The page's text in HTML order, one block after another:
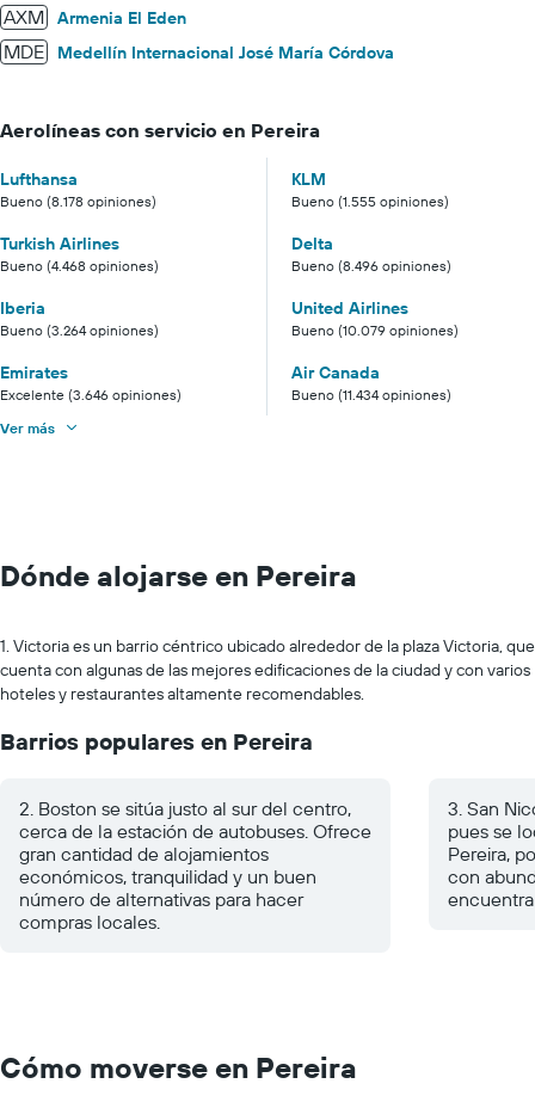
AXM Armenia El Eden
MDE Medellín Internacional José María Córdova
Aerolíneas con servicio en Pereira
Lufthansa
Bueno (8.178 opiniones)
KLM
Bueno (1.555 opiniones)
Turkish Airlines
Bueno (4.468 opiniones)
Delta
Bueno (8.496 opiniones)
Iberia
Bueno (3.264 opiniones)
United Airlines
Bueno (10.079 opiniones)
Emirates
Excelente (3.646 opiniones)
Air Canada
Bueno (11.434 opiniones)
Ver más
Dónde alojarse en Pereira
1. Victoria es un barrio céntrico ubicado alrededor de la plaza Victoria, que
cuenta con algunas de las mejores edificaciones de la ciudad y con varios
hoteles y restaurantes altamente recomendables.
Barrios populares en Pereira
2. Boston se sitúa justo al sur del centro,
cerca de la estación de autobuses. Ofrece
gran cantidad de alojamientos
económicos, tranquilidad y un buen
número de alternativas para hacer
compras locales.
3. San
pues se
Pereira,
con
Cómo moverse en Pereira